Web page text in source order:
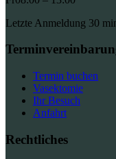
Letzte Anmeldung 30
Termin buchen
Vasektomie
Ihr Besuch
Anfahrt
Rechtliches